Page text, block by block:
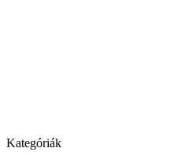
Kategóriák